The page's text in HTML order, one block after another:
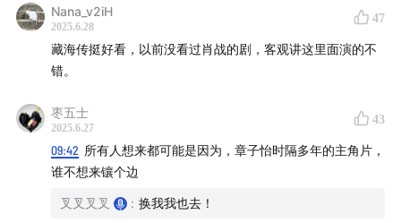
Nana_v2iH
2025.6.28
47
藏海传挺好看，以前没看过肖战的剧，客观讲这里面演的不
错。
枣五士
2025.6.27
43
09:42 所有人想来都可能是因为，章子怡时隔多年的主角片，
谁不想来镶个边
叉叉叉叉 : 换我我也去！